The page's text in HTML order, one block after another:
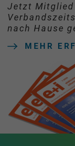
Jetzt Mitglied
nach Hause
MEHR